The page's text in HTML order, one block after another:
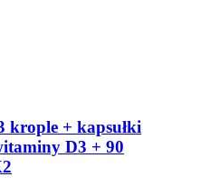
krople + kapsułki
D3 + 90